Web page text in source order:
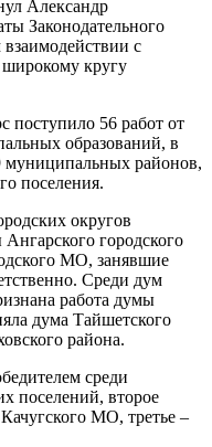
Александр
Законодательного
взаимодействии с
кругу
поступило 56 работ от
образований, в
муниципальных районов,
поселения.
округов
городского
МО, занявшие
Среди дум
работа думы
дума Тайшетского
района.
среди
поселений, второе
МО, третье –